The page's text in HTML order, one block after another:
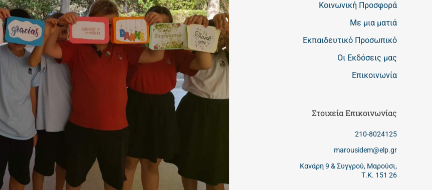
Κοινωνική Προσφορά
Με μια ματιά
Εκπαιδευτικό Προσωπικό
Οι Εκδόσεις μας
Επικοινωνία
Στοιχεία Επικοινωνίας
210-8024125
marousidem@elp.gr
Κανάρη 9 & Συγγρού, Μαρούσι,
Τ.Κ. 151 26